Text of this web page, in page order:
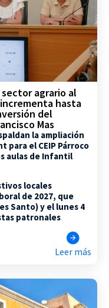
agrario al
hasta
del
Mas
la ampliación
para el CEIP Párroco
aulas de Infantil
locales
de 2027, que
Santo) y el lunes 4
patronales
Leer más